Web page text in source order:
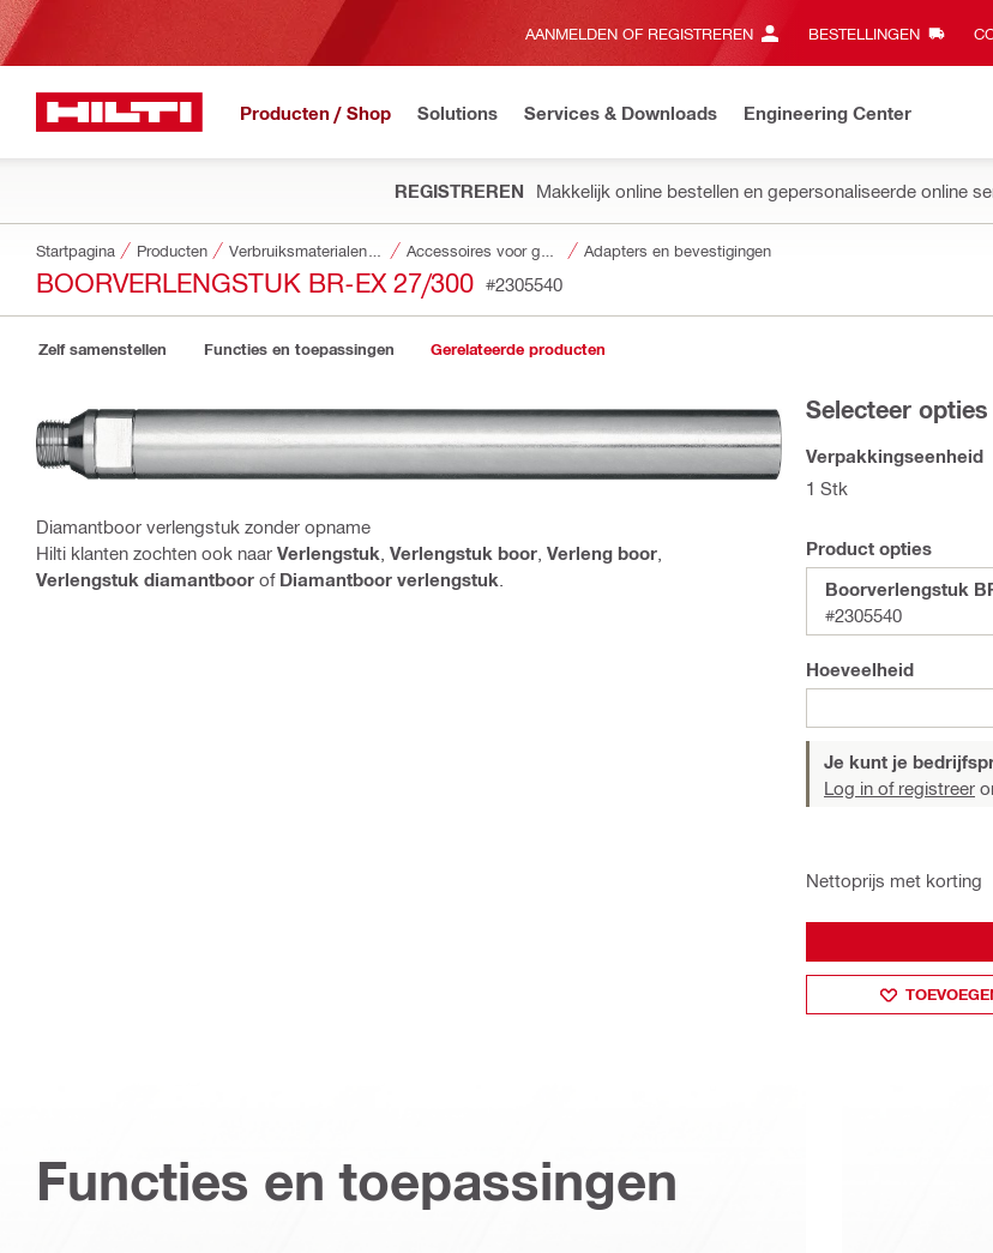
AANMELDEN OF REGISTREREN BESTELLINGEN
Producten / Shop Solutions Services & Downloads Engineering Center
REGISTREREN Makkelijk online bestellen en gepersonaliseerde online
Startpagina Producten Adapters en bevestigingen
BOORVERLENGSTUK BR-EX 27/300 #2305540
Zelf samenstellen Functies en toepassingen Gerelateerde producten
Diamantboor verlengstuk zonder opname
Hilti klanten zochten ook naar Verlengstuk Verlengstuk boor Verleng boor
Verlengstuk diamantboor of Diamantboor verlengstuk
Selecteer opties
Verpakkingseenheid
1 Stk
Product opties
Boorverlengstuk
#2305540
Hoeveelheid
Je kunt je
Log in of registreer
Nettoprijs met korting
Functies en toepassingen